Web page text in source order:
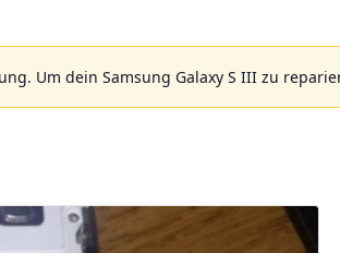
Um dein Samsung Galaxy S III zu